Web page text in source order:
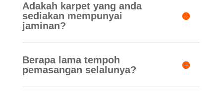
Adakah karpet yang anda
sediakan mempunyai
jaminan?
Berapa lama tempoh
pemasangan selalunya?